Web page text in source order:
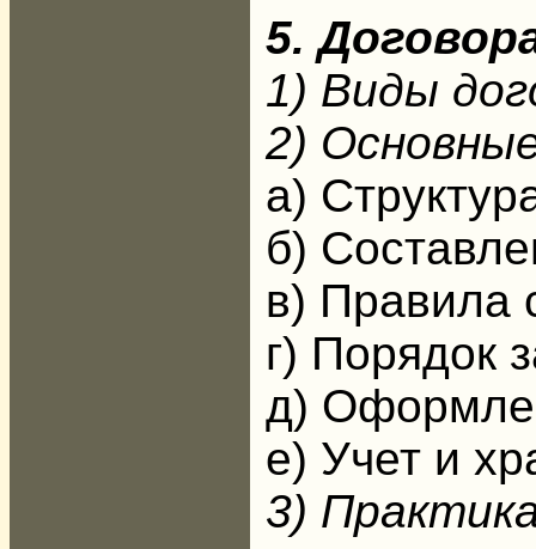
5.
1) Виды
2)
а)
б)
в) Правила
г) Порядок
д)
е) Учет и
3)